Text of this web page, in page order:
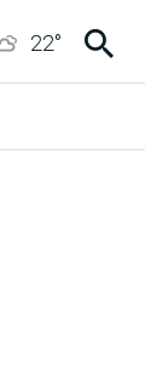
22°